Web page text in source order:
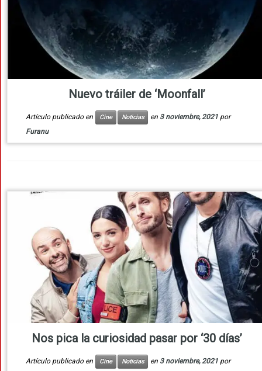
Nuevo tráiler de ‘Moonfall’
Artículo publicado en Cine Noticias en 3 noviembre, 2021 por
Furanu
Nos pica la curiosidad pasar por ‘30 días’
Artículo publicado en Cine Noticias en 3 noviembre, 2021 por